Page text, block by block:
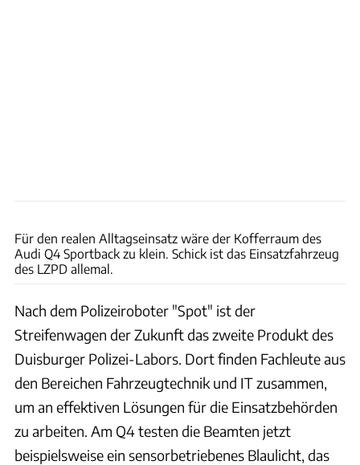
Für den realen Alltagseinsatz wäre der Kofferraum des
Audi Q4 Sportback zu klein. Schick ist das Einsatzfahrzeug
des LZPD allemal.
Nach dem Polizeiroboter "Spot" ist der
Streifenwagen der Zukunft das zweite Produkt des
Duisburger Polizei-Labors. Dort finden Fachleute aus
den Bereichen Fahrzeugtechnik und IT zusammen,
um an effektiven Lösungen für die Einsatzbehörden
zu arbeiten. Am Q4 testen die Beamten jetzt
beispielsweise ein sensorbetriebenes Blaulicht, das